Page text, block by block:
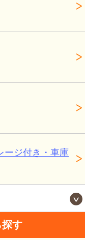
ージ付き・車庫
す